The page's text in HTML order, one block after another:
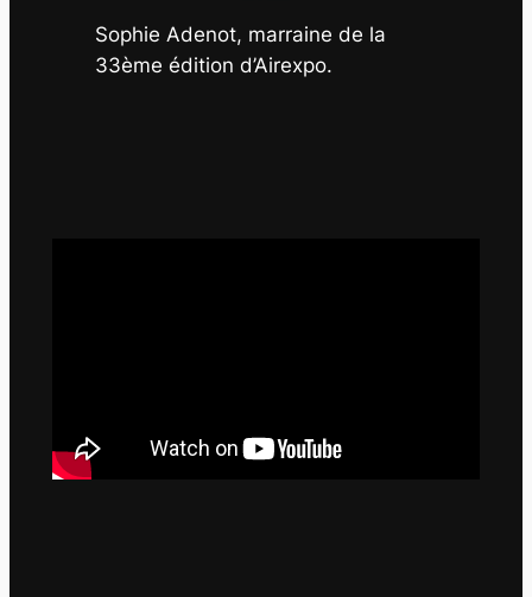
Sophie Adenot, marraine de la
33ème édition d’Airexpo.